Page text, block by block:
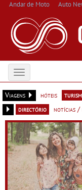
Andar de Moto Auto
Toggle
navigation
Viagens
hóteis
directório
notícias /